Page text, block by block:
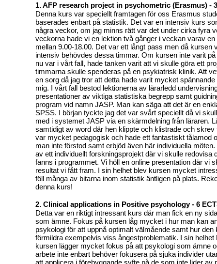
1. AFP research project in psychometric (Erasmus) -
Denna kurs var speciellt framtagen för oss Erasmus
baserades enbart på statistik. Det var en intensiv kurs
några veckor, om jag minns rätt var det under cirka fyra
veckorna hade vi en lektion två gånger i veckan varav
mellan 9.00-18.00. Det var ett långt pass men då kursen
intensiv behövdes dessa timmar. Om kursen inte varit
nu var i vårt fall, hade tanken varit att vi skulle göra ett
timmarna skulle spenderas på en psykiatrisk klinik. Att
en sorg då jag tror att detta hade varit mycket
mig. I vårt fall bestod lektionerna av lärarledd
presentationer av viktiga statistiska begrepp samt
program vid namn JASP. Man kan säga att det är en
SPSS. I början tyckte jag det var svårt speciellt då vi
med i systemet JASP via en skärmdelning från läraren.
samtidigt av word där hen klippte och klistrade och skrev
var mycket pedagogisk och hade ett fantastiskt tålamod
man inte förstod samt erbjöd även här individuella
av ett individuellt forskningsprojekt där vi skulle redovisa
fanns i programmet. Vi höll en online presentation där vi
resultat vi fått fram. I sin helhet blev kursen mycket
föll många av bitarna inom statistik äntligen på plats.
denna kurs!
2. Clinical applications in Positive psychology - 6
Detta var en riktigt intressant kurs där man fick en ny
som ämne. Fokus på kursen låg mycket i hur man kan
psykologi för att uppnå optimalt välmående samt hur den
förmildra exempelvis viss ångestproblematik. I sin helhet
kursen lägger mycket fokus på att psykologi som ämne
arbete inte enbart behöver fokusera på sjuka individer
att applicera i förebyggande syfte på de som inte lider av